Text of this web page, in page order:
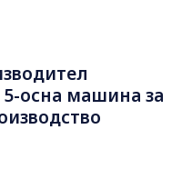
5-осна машина за